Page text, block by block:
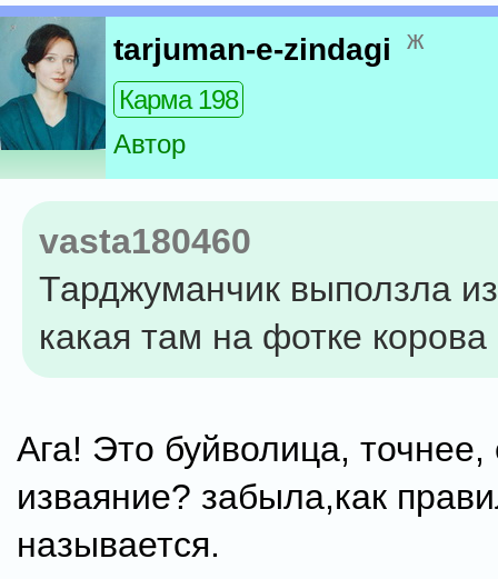
tarjuman-e-zindagi ж
Карма 198
Автор
vasta180460
Тарджуманчик выползла
какая там на фотке корова
Ага! Это буйволица, точнее,
изваяние? забыла,как
называется.